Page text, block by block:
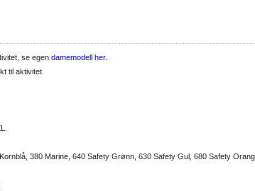
se egen damemodell her.
til aktivitet.
380 Marine, 640 Safety Grønn, 630 Safety Gul, 680 Safety